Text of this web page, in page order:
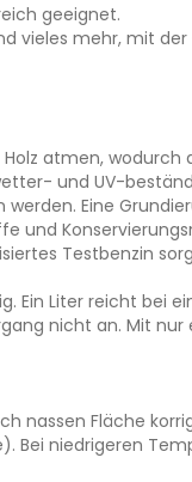
geeignet.
vieles mehr, mit
atmen, wodurch
und UV-
Eine
und
Testbenzin
Ein Liter reicht bei
nicht an. Mit
nassen Fläche
Bei niedrigeren